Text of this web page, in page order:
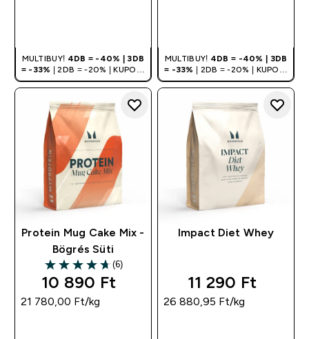
MULTIBUY! 4DB = -40% | 3DB
= -33%
| 2DB = -20% | KUPON:
DEALHU
MULTIBUY! 4DB = -40% | 3DB
= -33%
| 2DB = -20% | KUPON:
DEALHU
Protein Mug Cake Mix -
Bögrés Süti
4.67 out of 5 stars
(6)
10 890 Ft‎
21 780,00 Ft‎/kg
Impact Diet Whey
11 290 Ft‎
26 880,95 Ft‎/kg